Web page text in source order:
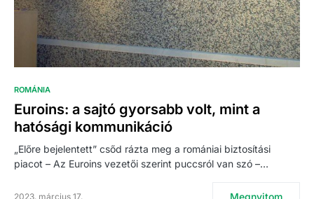
ROMÁNIA
Euroins: a sajtó gyorsabb volt, mint a
hatósági kommunikáció
„Előre bejelentett” csőd rázta meg a romániai biztosítási
piacot – Az Euroins vezetői szerint puccsról van szó –…
2023. március 17. Megnyitom